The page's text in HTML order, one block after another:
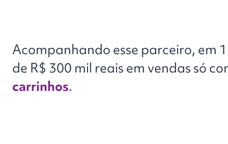
Acompanhando esse parceiro, em
de R$ 300 mil reais em vendas só
carrinhos.